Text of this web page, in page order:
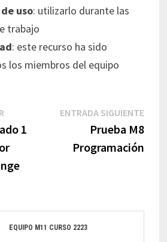
uso: utilizarlo durante las
trabajo
: este recurso ha sido
los miembros del equipo
anterior:
1
ENTRADA SIGUIENTE
Prueba M8
Programación
EQUIPO M11 CURSO 2223